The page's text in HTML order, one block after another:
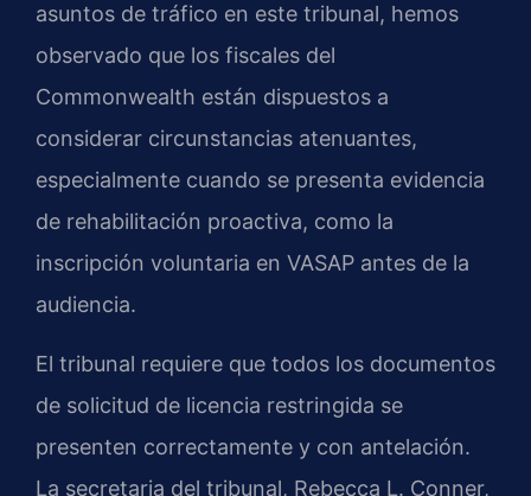
asuntos de tráfico en este tribunal, hemos
observado que los fiscales del
Commonwealth están dispuestos a
considerar circunstancias atenuantes,
especialmente cuando se presenta evidencia
de rehabilitación proactiva, como la
inscripción voluntaria en VASAP antes de la
audiencia.
El tribunal requiere que todos los documentos
de solicitud de licencia restringida se
presenten correctamente y con antelación.
La secretaria del tribunal, Rebecca L. Conner,